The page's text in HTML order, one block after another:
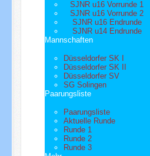
SJNR u16 Vorrunde 1
SJNR u16 Vorrunde 2
SJNR u16 Endrunde
SJNR u14 Endrunde
Mannschaften
Düsseldorfer SK I
Düsseldorfer SK II
Düsseldorfer SV
SG Solingen
Paarungsliste
Paarungsliste
Aktuelle Runde
Runde 1
Runde 2
Runde 3